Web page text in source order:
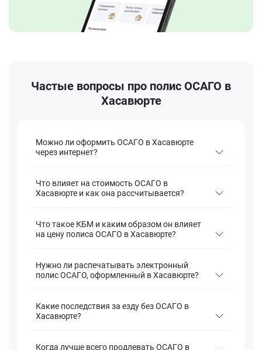
Частые вопросы про полис ОСАГО в
Хасавюрте
Можно ли оформить ОСАГО в Хасавюрте
через интернет?
Что влияет на стоимость ОСАГО в
Хасавюрте и как она рассчитывается?
Что такое КБМ и каким образом он влияет
на цену полиса ОСАГО в Хасавюрте?
Нужно ли распечатывать электронный
полис ОСАГО, оформленный в Хасавюрте?
Какие последствия за езду без ОСАГО в
Хасавюрте?
Когда лучше всего продлевать ОСАГО в